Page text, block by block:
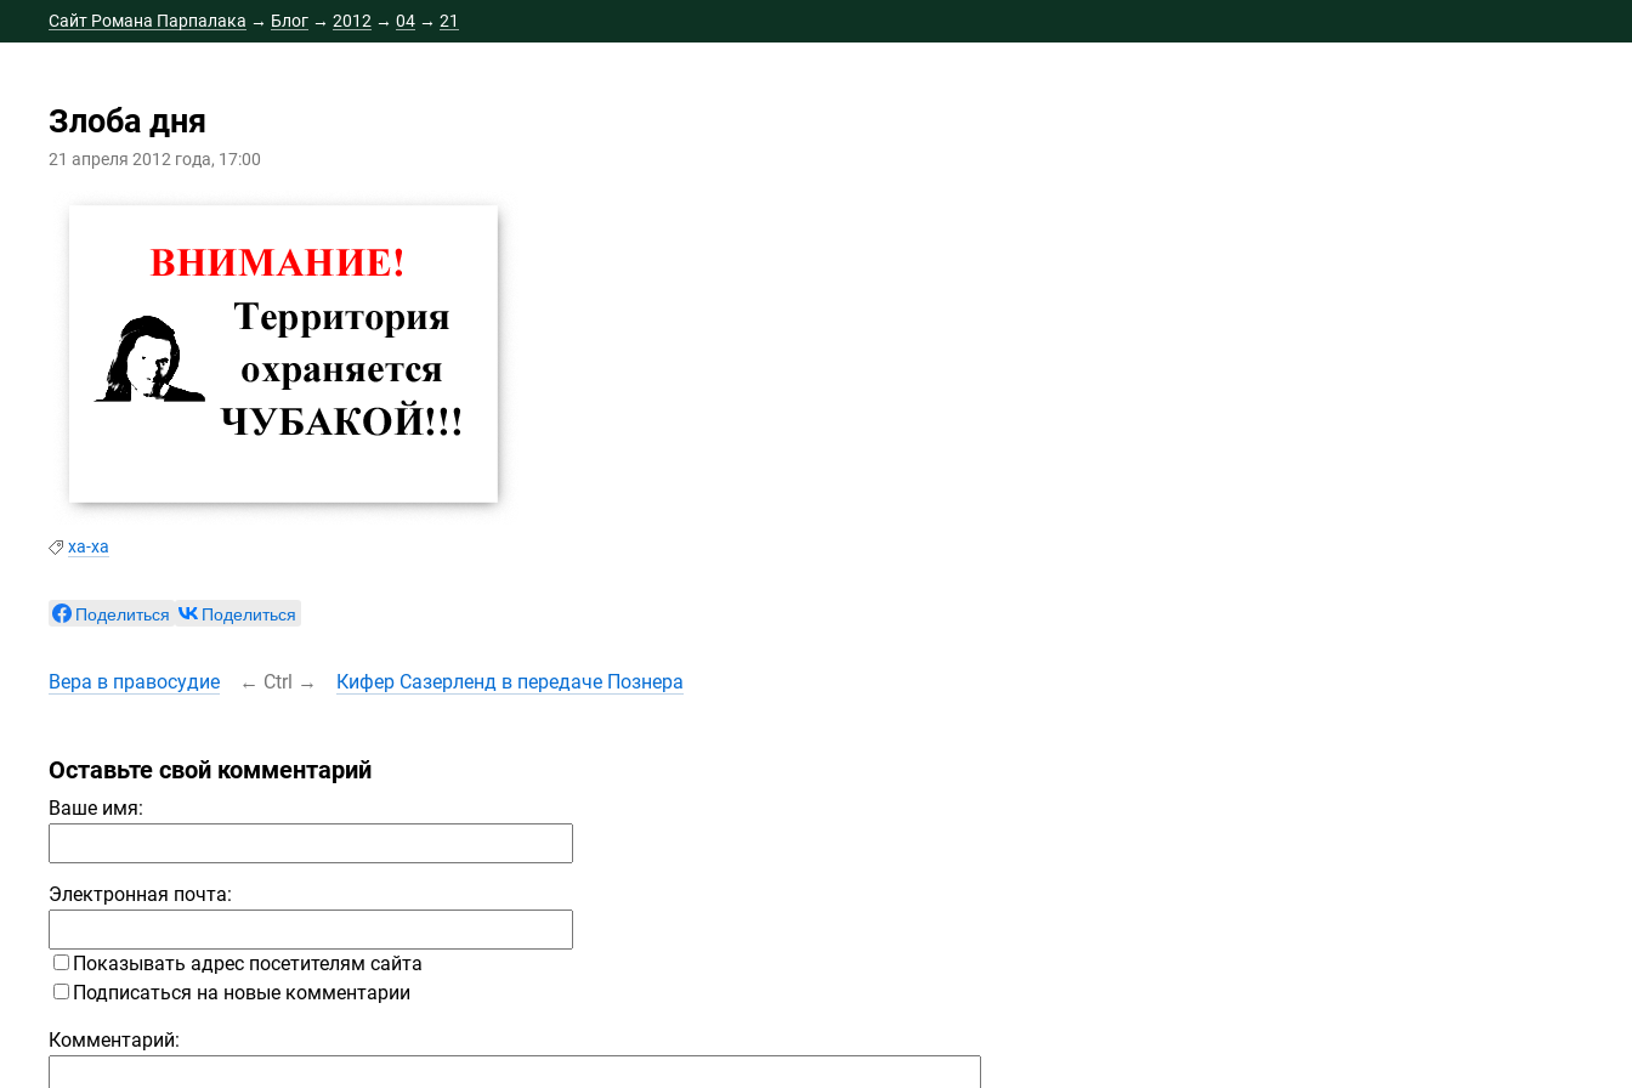
Сайт Романа Парпалака → Блог →2012 →04 →21
Злоба дня
21 апреля 2012 года, 17:00
ха-ха
Поделиться Поделиться
Вера в правосудие ← Ctrl → Кифер Сазерленд в передаче Познера
Оставьте свой комментарий
Ваше имя:
Электронная почта:
Показывать адрес посетителям сайта
Подписаться на новые комментарии
Комментарий: